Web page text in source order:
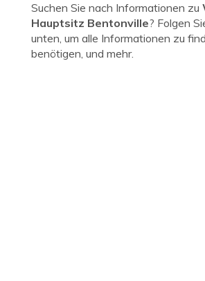
Suchen Sie nach Informationen zu
Hauptsitz Bentonville? Folgen
unten, um alle Informationen zu
benötigen, und mehr.